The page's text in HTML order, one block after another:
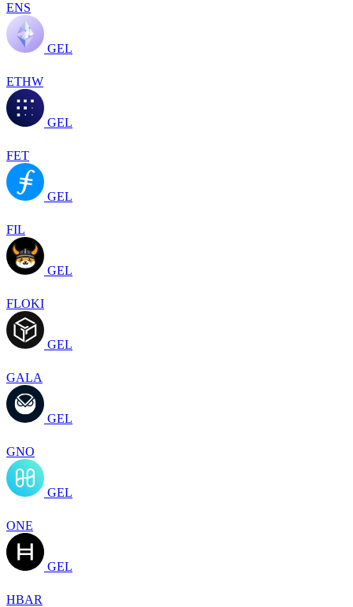
ENS
GEL
ETHW
GEL
FET
GEL
FIL
GEL
FLOKI
GEL
GALA
GEL
GNO
GEL
ONE
GEL
HBAR